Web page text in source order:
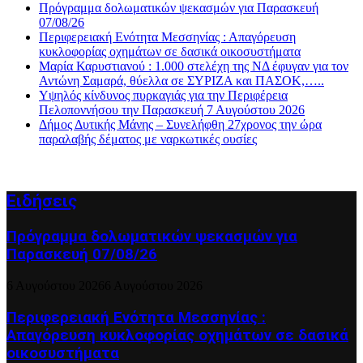
Πρόγραμμα δολωματικών ψεκασμών για Παρασκευή
07/08/26
Περιφερειακή Ενότητα Μεσσηνίας : Απαγόρευση
κυκλοφορίας οχημάτων σε δασικά οικοσυστήματα
Μαρία Καρυστιανού : 1.000 στελέχη της ΝΔ έφυγαν για τον
Αντώνη Σαμαρά, θύελλα σε ΣΥΡΙΖΑ και ΠΑΣΟΚ,…..
Υψηλός κίνδυνος πυρκαγιάς για την Περιφέρεια
Πελοποννήσου την Παρασκευή 7 Αυγούστου 2026
Δήμος Δυτικής Μάνης – Συνελήφθη 27χρονος την ώρα
παραλαβής δέματος με ναρκωτικές ουσίες
Ειδήσεις
Πρόγραμμα δολωματικών ψεκασμών για
Παρασκευή 07/08/26
Περιφερειακή Ενότητα Μεσσηνίας :
Απαγόρευση κυκλοφορίας οχημάτων σε δασικά
οικοσυστήματα